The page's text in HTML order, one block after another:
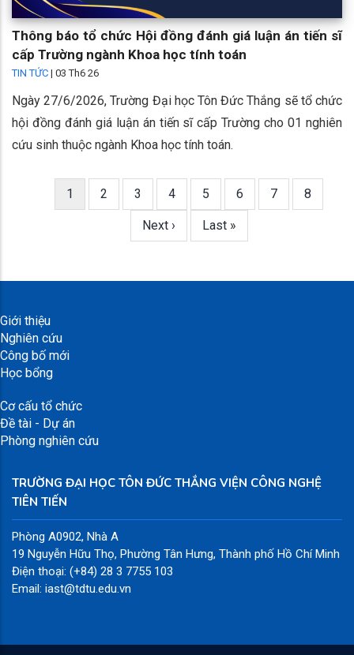
Thông báo tổ chức Hội đồng đánh giá luận án tiến sĩ
cấp Trường ngành Khoa học tính toán
TIN TỨC | 03 Th6 26
Ngày 27/6/2026, Trường Đại học Tôn Đức Thắng sẽ tổ chức
hội đồng đánh giá luận án tiến sĩ cấp Trường cho 01 nghiên
cứu sinh thuộc ngành Khoa học tính toán.
PaginationTrang
1 Page
2 Page
3 Page
4 Page
5 Page
6 Page
7 Page
8
Next
Next ›
Last
Last »
Giới thiệu
Nghiên cứu
Công bố mới
Học bổng
Cơ cấu tổ chức
Đề tài - Dự án
Phòng nghiên cứu
TRƯỜNG ĐẠI HỌC TÔN ĐỨC THẮNG VIỆN CÔNG NGHỆ
TIÊN TIẾN
Phòng A0902, Nhà A
19 Nguyễn Hữu Thọ, Phường Tân Hưng, Thành phố Hồ Chí Minh
Điện thoại: (+84) 28 3 7755 103
Email: iast@tdtu.edu.vn